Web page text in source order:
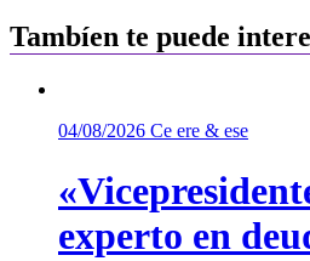
Tambíen te puede
04/08/2026 Ce ere & ese
experto en